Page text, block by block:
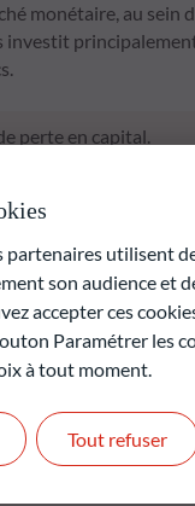
monétaire, au
perte en capital.
pas des
partenaires utilisent
son audience et
accepter ces
Paramétrer les
à tout moment.
Tout refuser